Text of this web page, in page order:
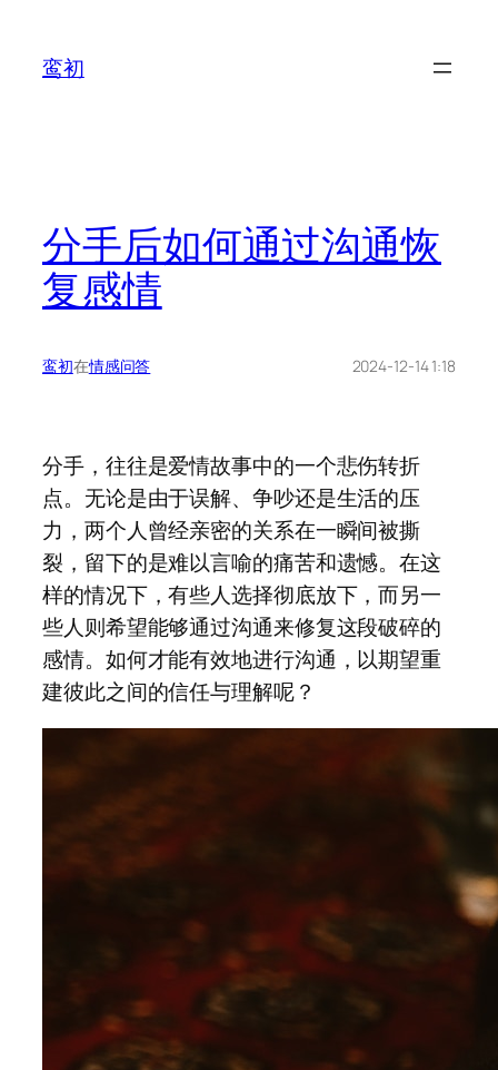
鸾初
分手后如何通过沟通恢
复感情
鸾初在情感问答 2024-12-14 1:18
分手，往往是爱情故事中的一个悲伤转折
点。无论是由于误解、争吵还是生活的压
力，两个人曾经亲密的关系在一瞬间被撕
裂，留下的是难以言喻的痛苦和遗憾。在这
样的情况下，有些人选择彻底放下，而另一
些人则希望能够通过沟通来修复这段破碎的
感情。如何才能有效地进行沟通，以期望重
建彼此之间的信任与理解呢？